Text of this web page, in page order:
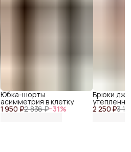
1 950 ₽2 836 ₽−31%
Юбка-шорты
асимметрия в клетку
2 250 ₽3
Брюки